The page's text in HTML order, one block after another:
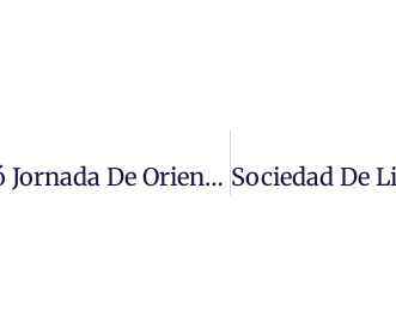
Universidad Miguel De Cervantes Realizó Jornada De Orientación Estudiantil En Colegio Miguel De Cervantes De La Cisterna